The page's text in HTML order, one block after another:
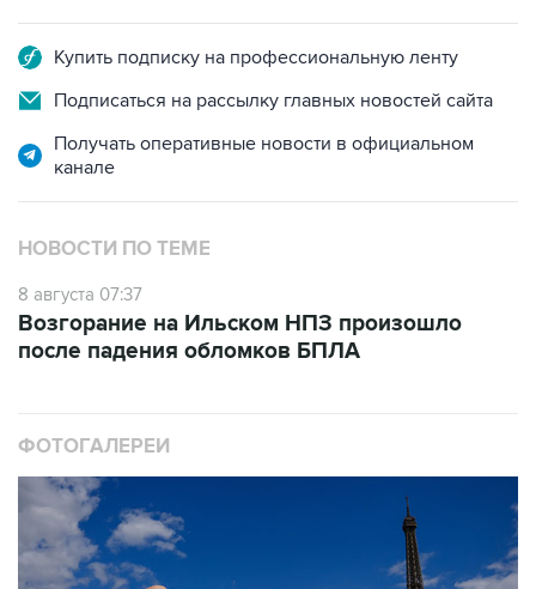
Купить подписку на профессиональную ленту
Подписаться на рассылку главных новостей сайта
Получать оперативные новости в официальном
канале
НОВОСТИ ПО ТЕМЕ
8 августа 07:37
Возгорание на Ильском НПЗ произошло
после падения обломков БПЛА
ФОТОГАЛЕРЕИ